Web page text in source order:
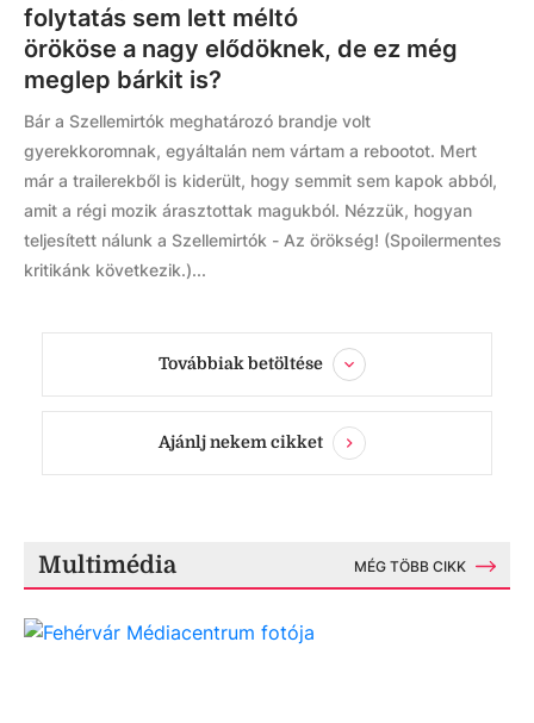
folytatás sem lett méltó
örököse a nagy elődöknek, de ez még
meglep bárkit is?
Bár a Szellemirtók meghatározó brandje volt
gyerekkoromnak, egyáltalán nem vártam a rebootot. Mert
már a trailerekből is kiderült, hogy semmit sem kapok abból,
amit a régi mozik árasztottak magukból. Nézzük, hogyan
teljesített nálunk a Szellemirtók - Az örökség! (Spoilermentes
kritikánk következik.)...
Továbbiak betöltése
Ajánlj nekem cikket
Multimédia MÉG TÖBB CIKK